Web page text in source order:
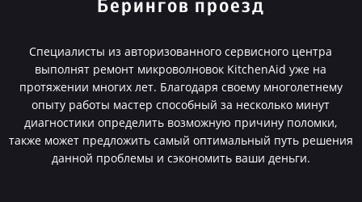
Берингов проезд
Специалисты из авторизованного сервисного центра
выполнят ремонт микроволновок KitchenAid уже на
протяжении многих лет. Благодаря своему многолетнему
опыту работы мастер способный за несколько минут
диагностики определить возможную причину поломки,
также может предложить самый оптимальный путь решения
данной проблемы и сэкономить ваши деньги.